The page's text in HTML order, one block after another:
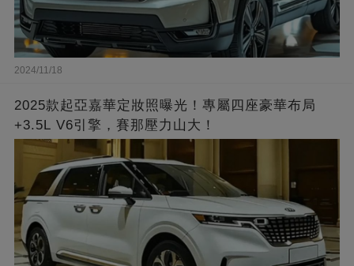
2024/11/18
2025款起亞嘉華定妝照曝光！專屬四座豪華布局
+3.5L V6引擎，賽那壓力山大！